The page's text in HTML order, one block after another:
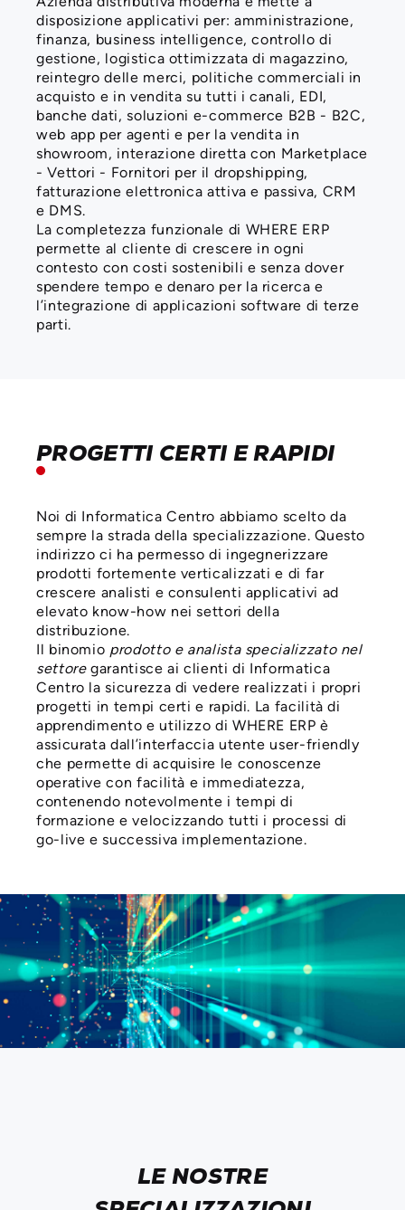
disposizione applicativi per: amministrazione,
finanza, business intelligence, controllo di
gestione, logistica ottimizzata di magazzino,
reintegro delle merci, politiche commerciali in
acquisto e in vendita su tutti i canali, EDI,
banche dati, soluzioni e-commerce B2B - B2C,
web app per agenti e per la vendita in
showroom, interazione diretta con Marketplace
- Vettori - Fornitori per il dropshipping,
fatturazione elettronica attiva e passiva, CRM
e DMS.
La completezza funzionale di WHERE ERP
permette al cliente di crescere in ogni
contesto con costi sostenibili e senza dover
spendere tempo e denaro per la ricerca e
l’integrazione di applicazioni software di terze
parti.
PROGETTI CERTI E RAPIDI
Noi di Informatica Centro abbiamo scelto da
sempre la strada della specializzazione. Questo
indirizzo ci ha permesso di ingegnerizzare
prodotti fortemente verticalizzati e di far
crescere analisti e consulenti applicativi ad
elevato know-how nei settori della
distribuzione.
Il binomio prodotto e analista specializzato nel
settoregarantisce ai clienti di Informatica
Centro la sicurezza di vedere realizzati i propri
progetti in tempi certi e rapidi. La facilità di
apprendimento e utilizzo di WHERE ERP è
assicurata dall’interfaccia utente user-friendly
che permette di acquisire le conoscenze
operative con facilità e immediatezza,
contenendo notevolmente i tempi di
formazione e velocizzando tutti i processi di
go-live e successiva implementazione.
LE NOSTRE